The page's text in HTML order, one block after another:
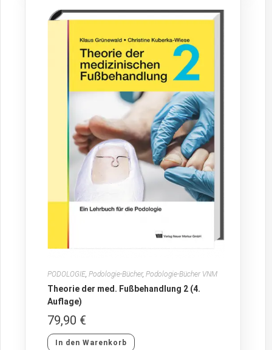
PODOLOGIE,Podologie-Bücher,Podologie-Bücher VNM
Theorie der med. Fußbehandlung 2 (4.
Auflage)
79,90 €
In den Warenkorb